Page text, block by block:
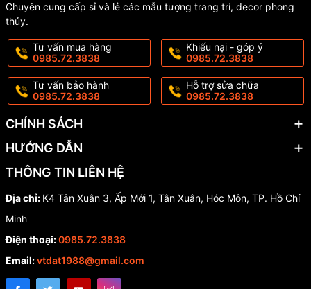
Chuyên cung cấp sỉ và lẻ các mẫu tượng trang trí, decor phong
thủy.
Tư vấn mua hàng
0985.72.3838
Khiếu nại - góp ý
0985.72.3838
Tư vấn bảo hành
0985.72.3838
Hỗ trợ sửa chữa
0985.72.3838
CHÍNH SÁCH
HƯỚNG DẪN
THÔNG TIN LIÊN HỆ
Địa chỉ: K4 Tân Xuân 3, Ấp Mới 1, Tân Xuân, Hóc Môn, TP. Hồ Chí
Minh
Điện thoại:0985.72.3838
Email:vtdat1988@gmail.com